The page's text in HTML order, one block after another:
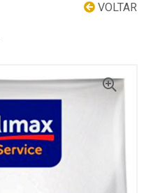
VOLTAR